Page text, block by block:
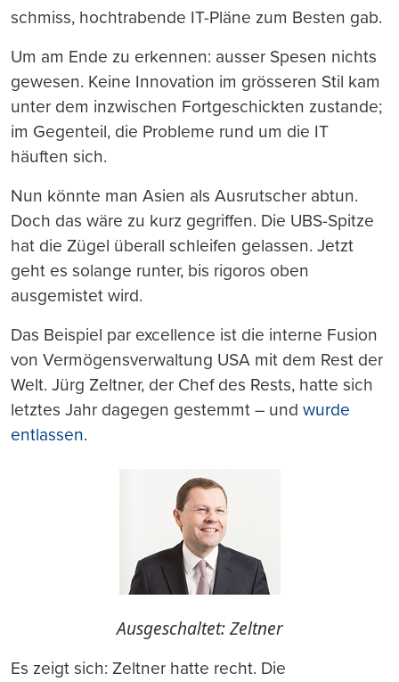
schmiss, hochtrabende IT-Pläne zum Besten gab.
Um am Ende zu erkennen: ausser Spesen nichts
gewesen. Keine Innovation im grösseren Stil kam
unter dem inzwischen Fortgeschickten zustande;
im Gegenteil, die Probleme rund um die IT
häuften sich.
Nun könnte man Asien als Ausrutscher abtun.
Doch das wäre zu kurz gegriffen. Die UBS-Spitze
hat die Zügel überall schleifen gelassen. Jetzt
geht es solange runter, bis rigoros oben
ausgemistet wird.
Das Beispiel par excellence ist die interne Fusion
von Vermögensverwaltung USA mit dem Rest der
Welt. Jürg Zeltner, der Chef des Rests, hatte sich
letztes Jahr dagegen gestemmt – und wurde
entlassen.
Ausgeschaltet: Zeltner
Es zeigt sich: Zeltner hatte recht. Die